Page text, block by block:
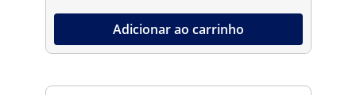
Adicionar ao carrinho